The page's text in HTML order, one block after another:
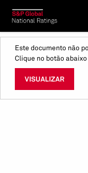
Este documento não
Clique no botão
VISUALIZAR